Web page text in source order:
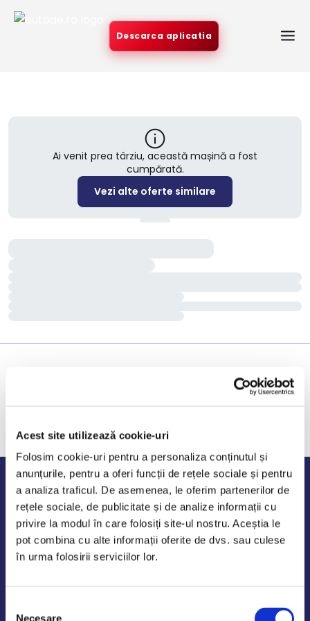
Acest site utilizează cookie-uri
Folosim cookie-uri pentru a personaliza conținutul și
anunțurile, pentru a oferi funcții de rețele sociale și pentru
a analiza traficul. De asemenea, le oferim partenerilor de
rețele sociale, de publicitate și de analize informații cu
privire la modul în care folosiți site-ul nostru. Aceștia le
pot combina cu alte informații oferite de dvs. sau culese
în urma folosirii serviciilor lor.
Necesare
Descarca aplicatia
Ai venit prea târziu, această mașină a fost
cumpărată.
Vezi alte oferte similare
Program de lucru
Luni - Vineri: 09:00-18:00
Sambata - Duminica: 10:00-14:00